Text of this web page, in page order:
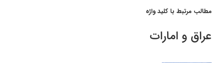
مطالب مرتبط با کلید واژه
عراق و امارات